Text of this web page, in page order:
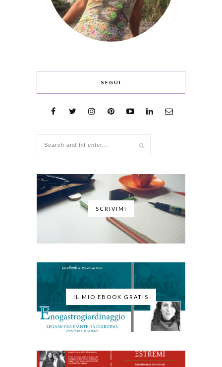
SEGUI
SCRIVIMI
IL MIO EBOOK GRATIS